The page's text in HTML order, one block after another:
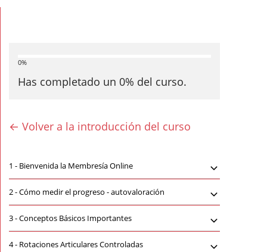
0%
Has completado un 0% del curso.
← Volver a la introducción del curso
1 - Bienvenida la Membresía Online
2 -Cómo medir el progreso - autovaloración
3 -Conceptos Básicos Importantes
4 - Rotaciones Articulares Controladas